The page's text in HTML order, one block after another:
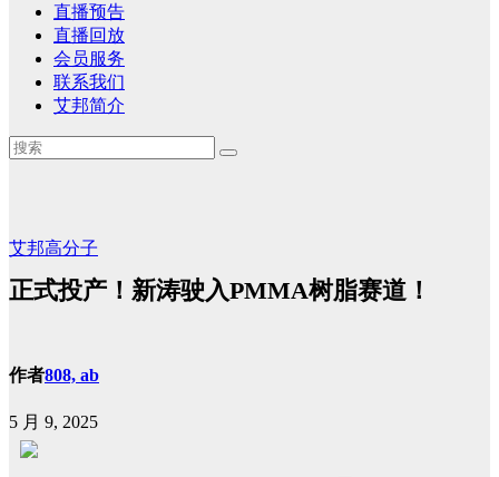
直播预告
直播回放
会员服务
联系我们
艾邦简介
艾邦高分子
正式投产！新涛驶入PMMA树脂赛道！
作者808, ab
5 月 9, 2025